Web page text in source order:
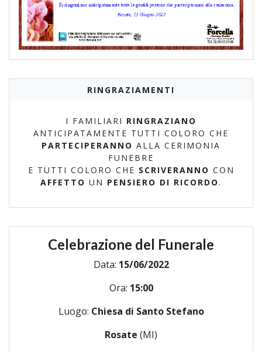
RINGRAZIAMENTI
I FAMILIARI RINGRAZIANO
ANTICIPATAMENTE TUTTI COLORO CHE
PARTECIPERANNO ALLA CERIMONIA
FUNEBRE
E TUTTI COLORO CHE SCRIVERANNO CON
AFFETTO UN PENSIERO DI RICORDO .
Celebrazione del Funerale
Data: 15/06/2022
Ora: 15:00
Luogo: Chiesa di Santo Stefano
Rosate (MI)